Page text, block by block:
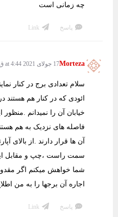
چه زمانی است
پاسخ Link
Morteza17 جولای 2021 at 4:44 ق.ظ
سلام تعدادی برج در کنار
ائودی که در کنار هم هستند
خیابان آن را نمیدانم
فاصله های نزدیک به هم
آن ها قرار دارند .از بالای
سمت راست ،چپ و مقابل این
شما خواهش میکنم اگر
اجاره آن برجها را به من
پاسخ Link